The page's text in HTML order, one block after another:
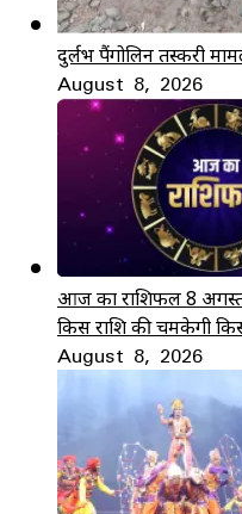
दुर्लभ पैंगोलिन तस्करी
August 8, 2026
आज का राशिफल 8 अगस्त
किस राशि की चमकेगी
August 8, 2026